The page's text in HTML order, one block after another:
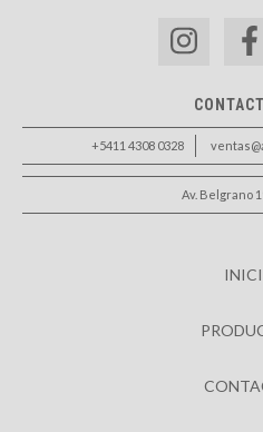
+5411 4308 0328
Av. Belgrano